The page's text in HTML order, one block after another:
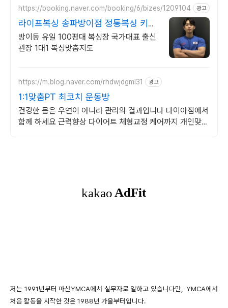
https://booking.naver.com/booking/6/bizes/1209104 광고
라이프복싱 송파방이점 정통복싱 키즈
복싱 취미반모집
방이동 유일 100평대 복싱장 국가대표 출신
관장 1대1 복싱맞춤지도
https://m.blog.naver.com/rhdwjdgml31 광고
1:1맞춤PT 최코치 운동방
건강한 몸은 우연이 아니라 관리의 결과입니다 다이아짐에서
함께 하세요 근력향상 다이어트 체형교정 케어까지 개인맞춤
저는 1991년부터 마산YMCA에서 실무자로 일하고 있습니다만, YMCA에서
처음 활동을 시작한 것은 1988년 가을부터입니다.